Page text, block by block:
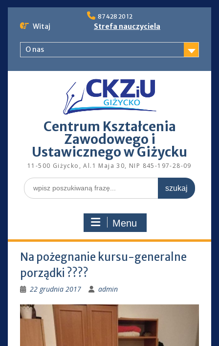
to
87 428 20 12
Witaj Strefa nauczyciela
O nas
Centrum Kształcenia
Zawodowego i
Ustawicznego w Giżycku
11-500 Giżycko, Al.1 Maja 30, NIP 845-197-28-09
Search
for:
Menu
Na pożegnanie kursu-generalne
porządki ????
22 grudnia 2017 admin